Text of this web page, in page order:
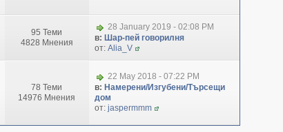
95 Теми
4828 Мнения
28 January 2019 - 02:08 PM
в: Шар-пей говорилня
от: Alia_V
78 Теми
14976 Мнения
22 May 2018 - 07:22 PM
в: Намерени/Изгубени/Търсещи
дом
от: jaspermmm